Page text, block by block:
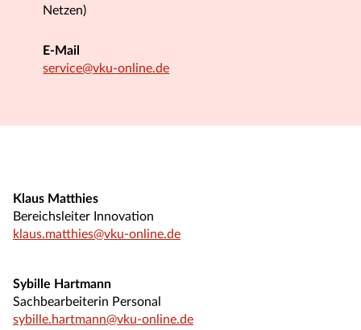
Netzen)
E-Mail
service@vku-online.de
Klaus Matthies
Bereichsleiter Innovation
klaus.matthies@vku-online.de
Sybille Hartmann
Sachbearbeiterin Personal
sybille.hartmann@vku-online.de